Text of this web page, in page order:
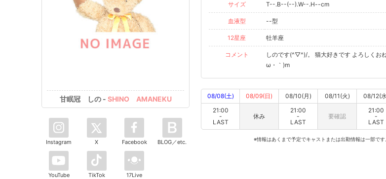
甘眠冠 しの - SHINO AMANEKU
Instagram X Facebook BLOG／etc.
YouTube TikTok 17Live
サイズ T--.B--(--).W--.H--cm
血液型 --型
12星座 牡羊座
コメント
しのです(^▽^)/。 猫大好きです よろしくお
ω・｀)m
08/08(土) 08/09(日) 08/10(月) 08/11(火) 08/12(
21:00
-
LAST
休み
21:00
-
LAST
要確認
21:00
-
LAST
※情報はあくまで予定でキャストまたは出勤情報は一部で